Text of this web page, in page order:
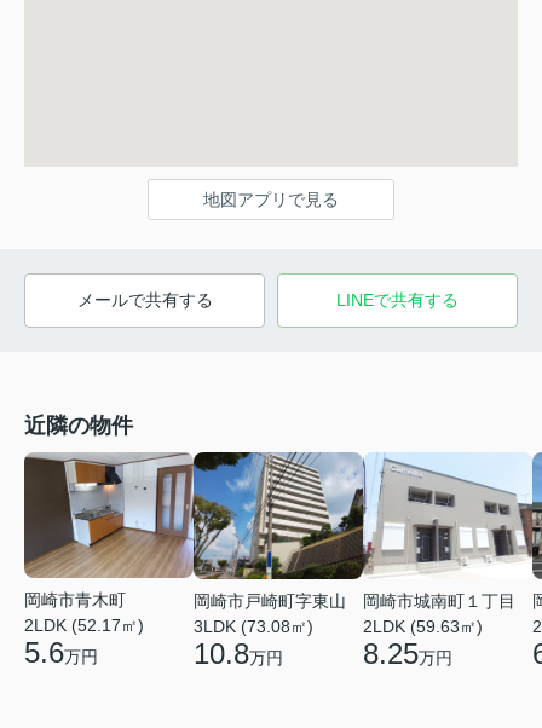
地図アプリで見る
メールで共有する LINEで共有する
近隣の物件
岡崎市青木町
2LDK (52.17㎡)
5.6万円
岡崎市戸崎町字東山
3LDK (73.08㎡)
10.8万円
岡崎市城南町１丁目
2LDK (59.63㎡)
8.25万円